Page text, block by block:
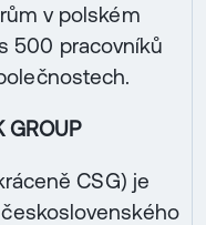
v polském
500 pracovníků
GROUP
CSG) je